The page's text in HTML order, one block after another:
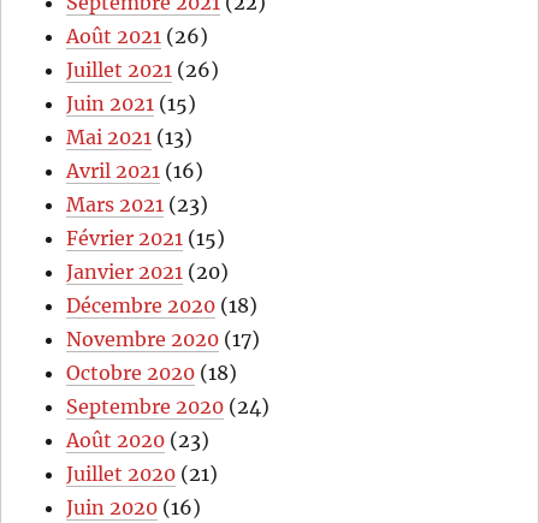
Août 2021 (26)
Juillet 2021 (26)
Juin 2021 (15)
Mai 2021 (13)
Avril 2021 (16)
Mars 2021 (23)
Février 2021 (15)
Janvier 2021 (20)
Décembre 2020 (18)
Novembre 2020 (17)
Octobre 2020 (18)
Septembre 2020 (24)
Août 2020 (23)
Juillet 2020 (21)
Juin 2020 (16)